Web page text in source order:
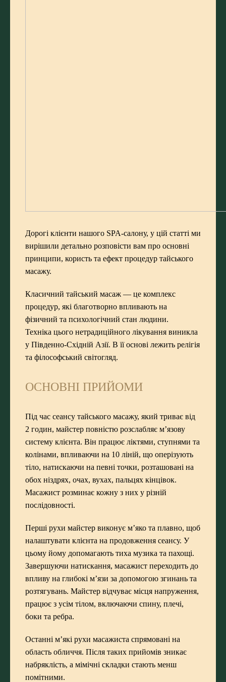
Дорогі клієнти нашого SPA-салону, у цій статті ми
вирішили детально розповісти вам про основні
принципи, користь та ефект процедур тайського
масажу.
Класичний тайський масаж — це комплекс
процедур, які благотворно впливають на
фізичний та психологічний стан людини.
Техніка цього нетрадиційного лікування виникла
у Південно-Східній Азії. В її основі лежить релігія
та філософський світогляд.
ОСНОВНІ ПРИЙОМИ
Під час сеансу тайського масажу, який триває від
2 годин, майстер повністю розслабляє м’язову
систему клієнта. Він працює ліктями, ступнями та
колінами, впливаючи на 10 ліній, що оперізують
тіло, натискаючи на певні точки, розташовані на
обох ніздрях, очах, вухах, пальцях кінцівок.
Масажист розминає кожну з них у різній
послідовності.
Перші рухи майстер виконує м’яко та плавно, щоб
налаштувати клієнта на продовження сеансу. У
цьому йому допомагають тиха музика та пахощі.
Завершуючи натискання, масажист переходить до
впливу на глибокі м’язи за допомогою згинань та
розтягувань. Майстер відчуває місця напруження,
працює з усім тілом, включаючи спину, плечі,
боки та ребра.
Останні м’які рухи масажиста спрямовані на
область обличчя. Після таких прийомів зникає
набряклість, а мімічні складки стають менш
помітними.